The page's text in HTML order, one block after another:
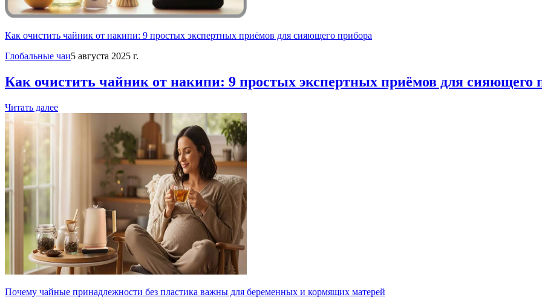
Как очистить чайник от накипи: 9 простых экспертных приёмов для сияющего прибора
Глобальные чаи5 августа 2025 г.
Как очистить чайник от накипи: 9 простых экспертных приёмов для сияющего
Читать далее
Почему чайные принадлежности без пластика важны для беременных и кормящих матерей